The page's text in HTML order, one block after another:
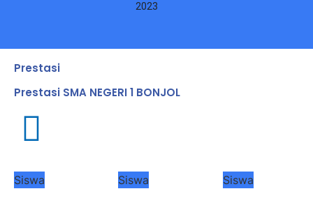
2023
Prestasi
Prestasi SMA NEGERI 1 BONJOL
Siswa Siswa Siswa